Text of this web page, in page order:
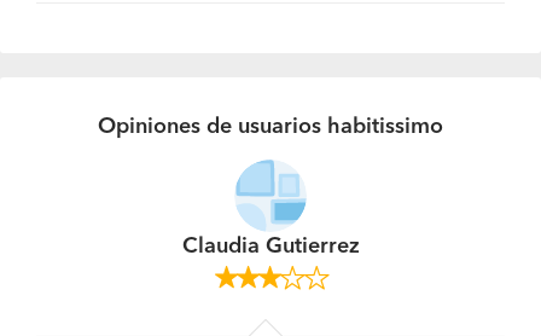
Opiniones de usuarios habitissimo
Claudia Gutierrez